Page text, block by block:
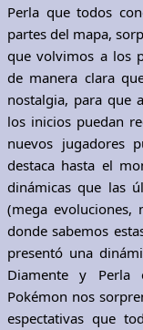
Perla que todos
partes del mapa,
que volvimos a los
de manera clara
nostalgia, para que
los inicios puedan
nuevos jugadores
destaca hasta el
dinámicas que las
(mega evoluciones,
donde sabemos
presentó una
Diamente y Perla
Pokémon nos
espectativas que